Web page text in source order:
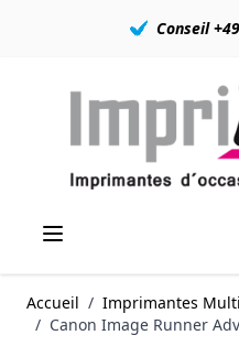
Conseil
Accueil / Imprimantes
/ Canon Image Runner